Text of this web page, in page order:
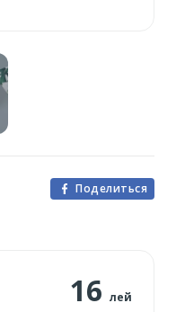
Поделиться
16 лей